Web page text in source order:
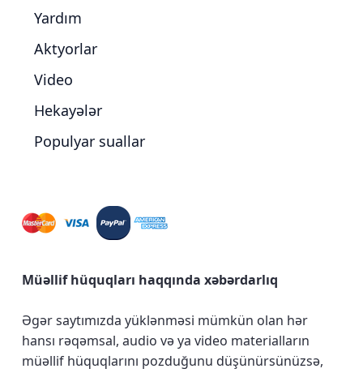
Yardım
Aktyorlar
Video
Hekayələr
Populyar suallar
Müəllif hüquqları haqqında xəbərdarlıq
Əgər saytımızda yüklənməsi mümkün olan hər
hansı rəqəmsal, audio və ya video materialların
müəllif hüquqlarını pozduğunu düşünürsünüzsə,